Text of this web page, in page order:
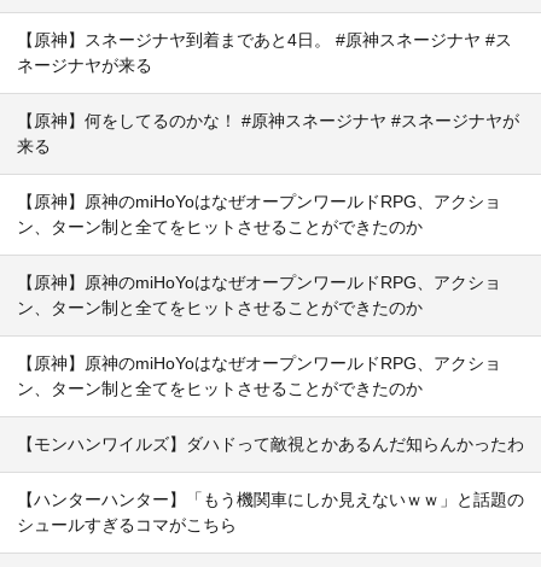
【原神】スネージナヤ到着まであと4日。 #原神スネージナヤ #ス
ネージナヤが来る
【原神】何をしてるのかな！ #原神スネージナヤ #スネージナヤが
来る
【原神】原神のmiHoYoはなぜオープンワールドRPG、アクショ
ン、ターン制と全てをヒットさせることができたのか
【原神】原神のmiHoYoはなぜオープンワールドRPG、アクショ
ン、ターン制と全てをヒットさせることができたのか
【原神】原神のmiHoYoはなぜオープンワールドRPG、アクショ
ン、ターン制と全てをヒットさせることができたのか
【モンハンワイルズ】ダハドって敵視とかあるんだ知らんかったわ
【ハンターハンター】「もう機関車にしか見えないｗｗ」と話題の
シュールすぎるコマがこちら